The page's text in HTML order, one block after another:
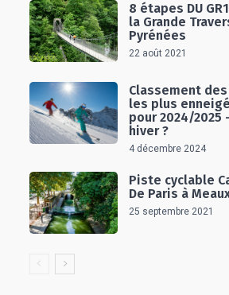
8 étapes DU
la Grande
Pyrénées
22 août 2021
Classement
les plus
pour 2024/2025
hiver ?
4 décembre 2024
Piste cyclable
De Paris à
25 septembre 2021